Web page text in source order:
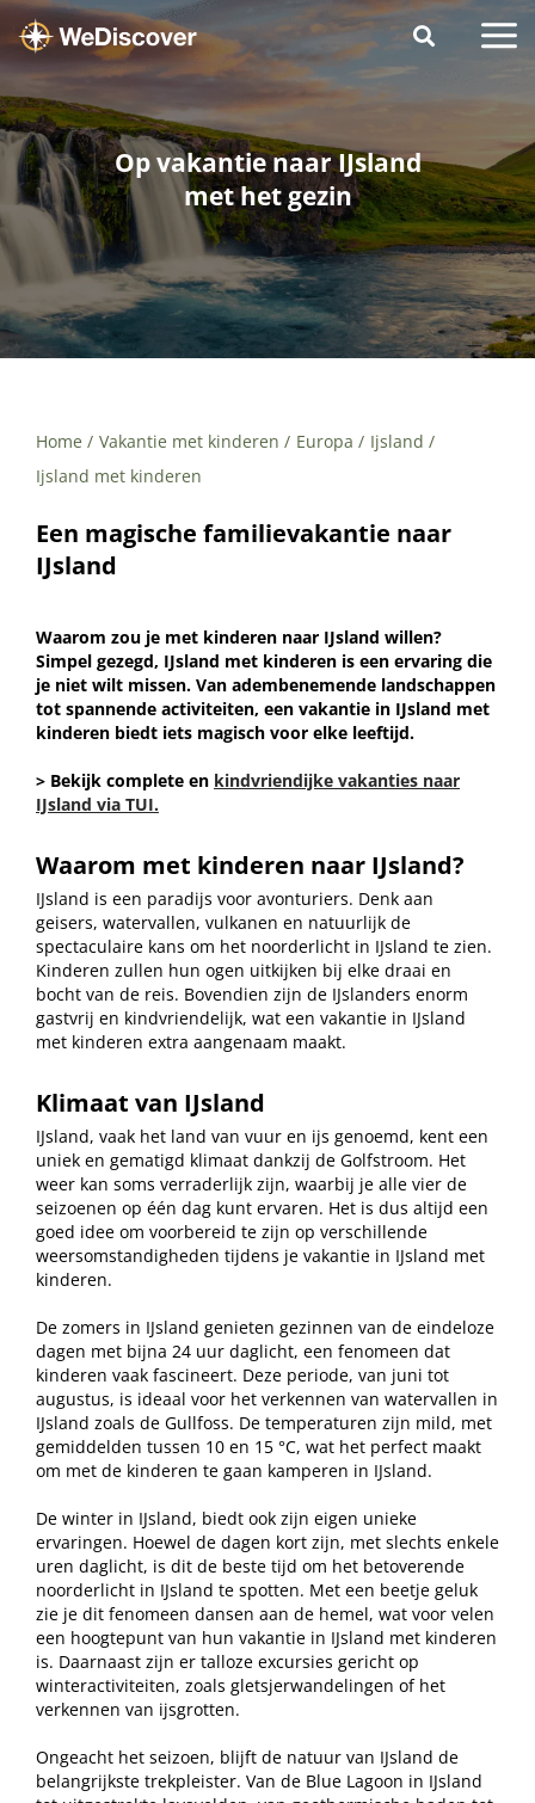
Op vakantie naar IJsland
met het gezin
Home Vakantie met kinderen Europa
Ijsland
Ijsland met kinderen
Een magische familievakantie naar
IJsland
Waarom zou je met kinderen naar IJsland willen?
Simpel gezegd, IJsland met kinderen is een ervaring die
je niet wilt missen. Van adembenemende landschappen
tot spannende activiteiten, een vakantie in IJsland met
kinderen biedt iets magisch voor elke leeftijd.
> Bekijk complete en kindvriendijke vakanties naar
IJsland via TUI.
Waarom met kinderen naar IJsland?
IJsland is een paradijs voor avonturiers. Denk aan
geisers, watervallen, vulkanen en natuurlijk de
spectaculaire kans om het noorderlicht in IJsland te zien.
Kinderen zullen hun ogen uitkijken bij elke draai en
bocht van de reis. Bovendien zijn de IJslanders enorm
gastvrij en kindvriendelijk, wat een vakantie in IJsland
met kinderen extra aangenaam maakt.
Klimaat van IJsland
IJsland, vaak het land van vuur en ijs genoemd, kent een
uniek en gematigd klimaat dankzij de Golfstroom. Het
weer kan soms verraderlijk zijn, waarbij je alle vier de
seizoenen op één dag kunt ervaren. Het is dus altijd een
goed idee om voorbereid te zijn op verschillende
weersomstandigheden tijdens je vakantie in IJsland met
kinderen.
De zomers in IJsland genieten gezinnen van de eindeloze
dagen met bijna 24 uur daglicht, een fenomeen dat
kinderen vaak fascineert. Deze periode, van juni tot
augustus, is ideaal voor het verkennen van watervallen in
IJsland zoals de Gullfoss. De temperaturen zijn mild, met
gemiddelden tussen 10 en 15 °C, wat het perfect maakt
om met de kinderen te gaan kamperen in IJsland.
De winter in IJsland, biedt ook zijn eigen unieke
ervaringen. Hoewel de dagen kort zijn, met slechts enkele
uren daglicht, is dit de beste tijd om het betoverende
noorderlicht in IJsland te spotten. Met een beetje geluk
zie je dit fenomeen dansen aan de hemel, wat voor velen
een hoogtepunt van hun vakantie in IJsland met kinderen
is. Daarnaast zijn er talloze excursies gericht op
winteractiviteiten, zoals gletsjerwandelingen of het
verkennen van ijsgrotten.
Ongeacht het seizoen, blijft de natuur van IJsland de
belangrijkste trekpleister. Van de Blue Lagoon in IJsland